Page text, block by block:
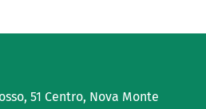
51 Centro, Nova Monte